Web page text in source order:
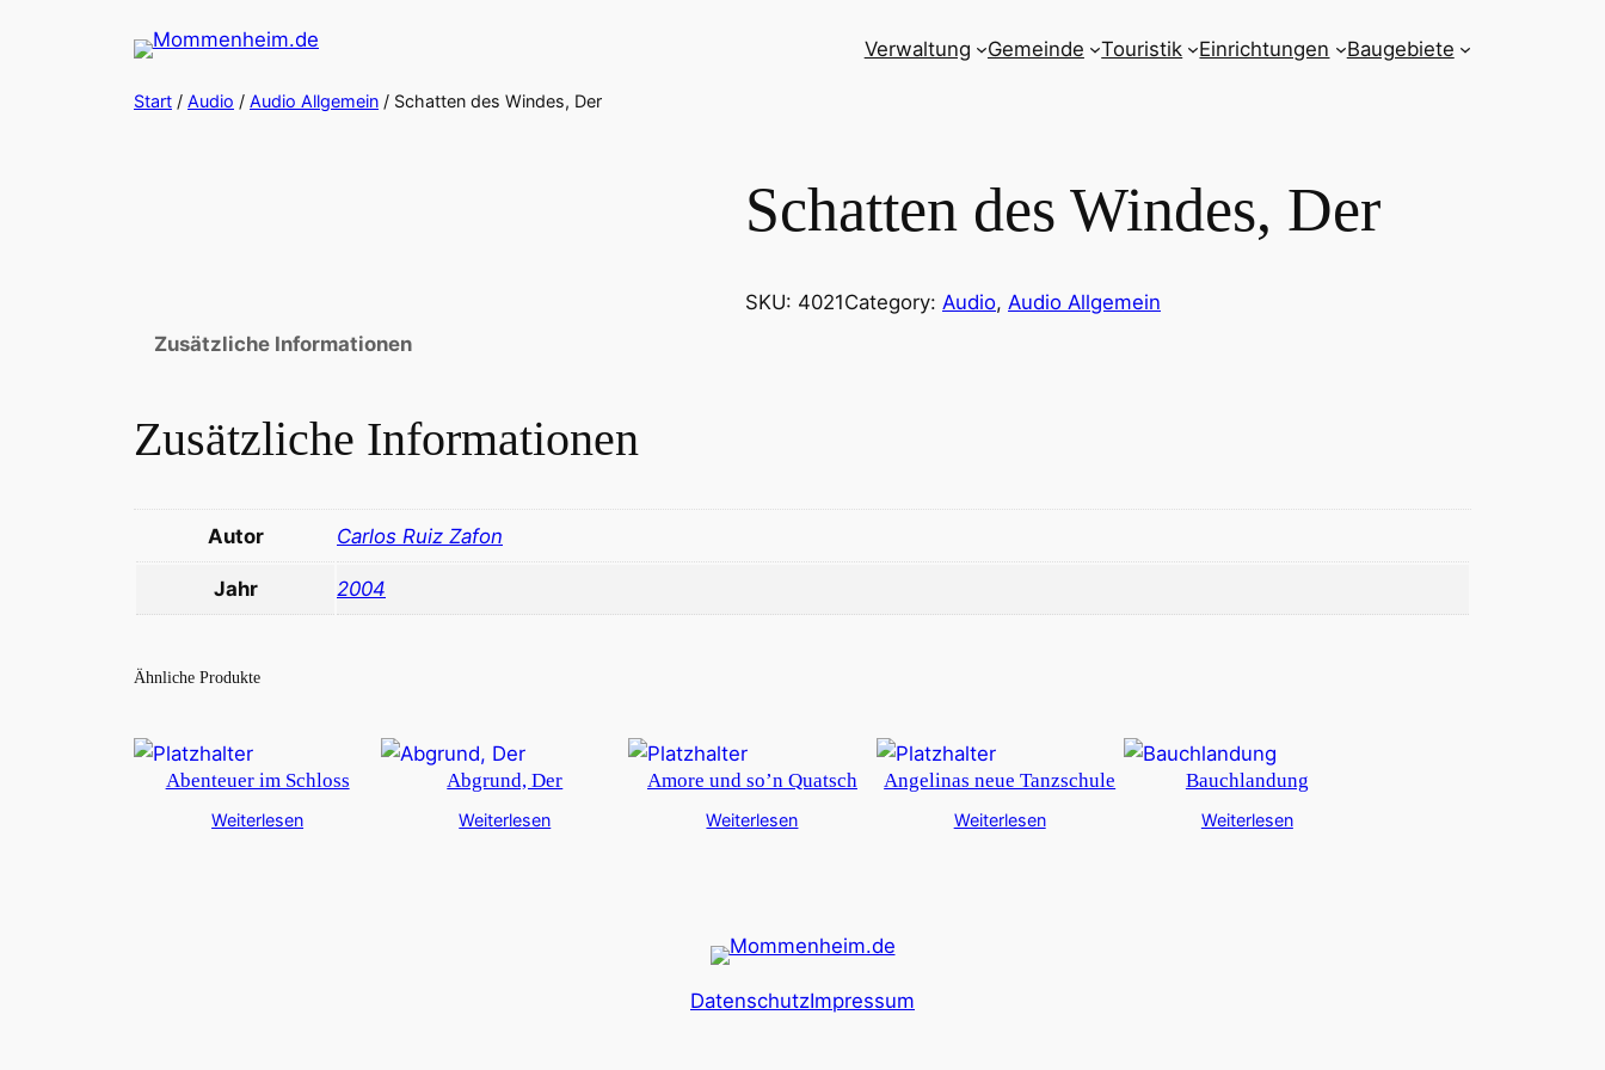
Verwaltung Gemeinde Touristik Einrichtungen Baugebiete
Start / Audio / Audio Allgemein / Schatten des Windes, Der
Schatten des Windes, Der
SKU: 4021Category: Audio, Audio Allgemein
Zusätzliche Informationen
Zusätzliche Informationen
Autor Carlos Ruiz Zafon
Jahr 2004
Ähnliche Produkte
Abenteuer im Schloss
Weiterlesen
Abgrund, Der
Weiterlesen
Amore und so’n Quatsch
Weiterlesen
Angelinas neue Tanzschule
Weiterlesen
Bauchlandung
Weiterlesen
DatenschutzImpressum